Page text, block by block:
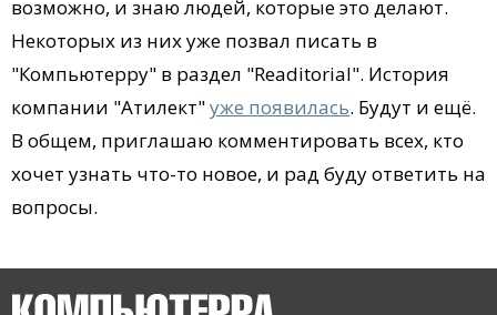
возможно, и знаю людей, которые это делают.
Некоторых из них уже позвал писать в
"Компьютерру" в раздел "Readitorial". История
компании "Атилект"уже появилась. Будут и ещё.
В общем, приглашаю комментировать всех, кто
хочет узнать что-то новое, и рад буду ответить на
вопросы.